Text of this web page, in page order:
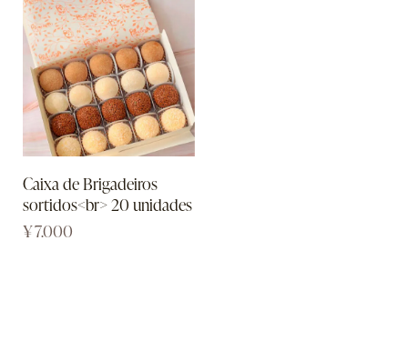
Caixa de Brigadeiros
sortidos<br> 20 unidades
¥7.000